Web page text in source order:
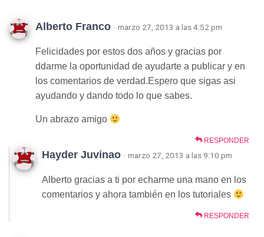
Alberto Franco · marzo 27, 2013 a las 4:52 pm
Felicidades por estos dos años y gracias por
ddarme la oportunidad de ayudarte a publicar y en
los comentarios de verdad.Espero que sigas asi
ayudando y dando todo lo que sabes.
Un abrazo amigo
RESPONDER
Hayder Juvinao · marzo 27, 2013 a las 9:10 pm
Alberto gracias a ti por echarme una mano en los
comentarios y ahora también en los tutoriales
RESPONDER